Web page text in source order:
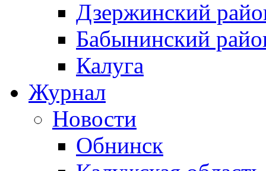
Дзержинский
Бабынинский
Калуга
Журнал
Новости
Обнинск